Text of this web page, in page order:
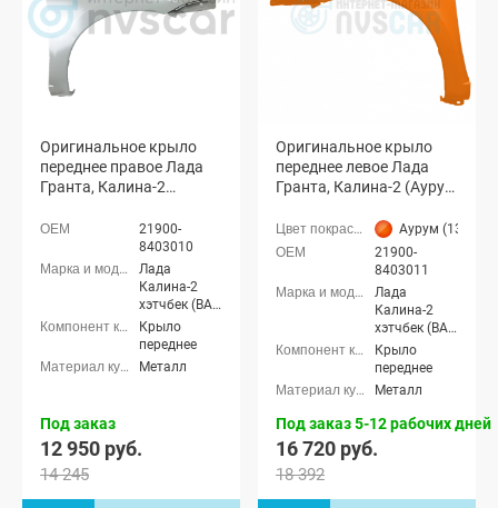
Платина (691 серебристо-бежевый)
Портвейн (192 темно-вишневый)
Черный трюфель (651 черный)
Оригинальное крыло
переднее правое Лада
Гранта, Калина-2
21900-
8403010
Лада
Калина-2
хэтчбек (ВАЗ
2192), Лада
Калина-2
(ВАЗ 2194),
2190), Лада
Крыло
переднее
Металл
Под заказ
12 950 руб.
14 245
Оригинальное крыло
переднее левое Лада
Гранта, Калина-2 (Аурум
Аурум (134
21900-
8403011
Лада
Калина-2
хэтчбек (ВАЗ
2192), Лада
Калина-2
(ВАЗ 2194),
Лада
Калина-2
Кросс
Крыло
переднее
Металл
Под заказ 5-12 рабочих дней
16 720 руб.
18 392